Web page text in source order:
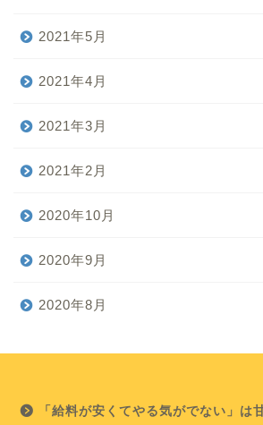
2021年5月
2021年4月
2021年3月
2021年2月
2020年10月
2020年9月
2020年8月
「給料が安くてやる気がでない」は